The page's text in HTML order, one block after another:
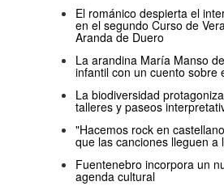
El románico despierta el
en el segundo Curso de
Aranda de Duero
La arandina María Manso
infantil con un cuento sobre
La biodiversidad
talleres y paseos
"Hacemos rock en
que las canciones lleguen a
Fuentenebro incorpora un
agenda cultural